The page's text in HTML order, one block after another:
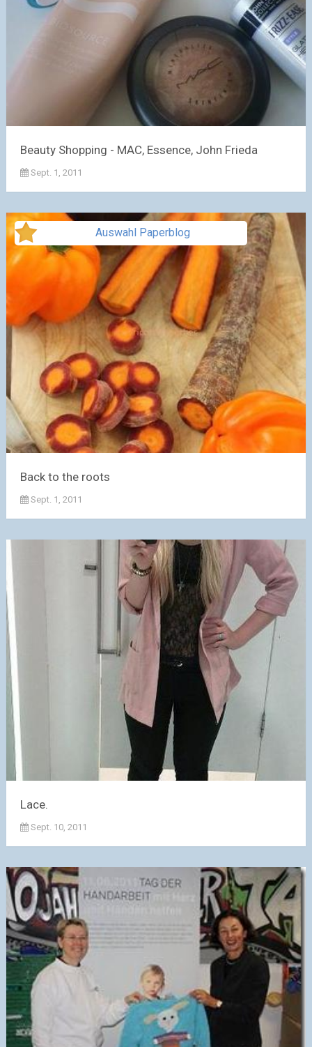
Beauty Shopping - MAC, Essence, John Frieda
Sept. 1, 2011
Auswahl Paperblog
Back to the roots
Sept. 1, 2011
Lace.
Sept. 10, 2011